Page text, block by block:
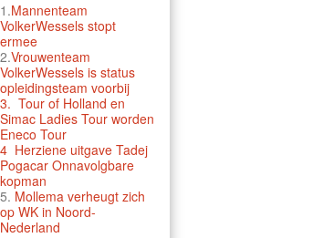
1.Mannenteam
VolkerWessels stopt
ermee
2.Vrouwenteam
VolkerWessels is status
opleidingsteam voorbij
3. Tour of Holland en
Simac Ladies Tour worden
Eneco Tour
4 Herziene uitgave Tadej
Pogacar Onnavolgbare
kopman
5. Mollema verheugt zich
op WK in Noord-
Nederland